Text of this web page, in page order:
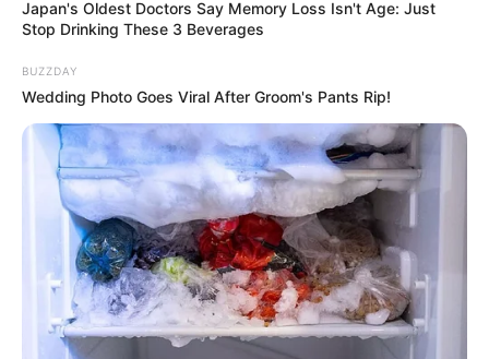
abenteuerlustige Gäste auf zwei
unterschiedlich ausgeführten
Rennschlitten den Hang hinab. Die Bahnen sind jeweils
über 1.000 Meter lang. Sie sind beliebte
Kinderausflugsziele in der Fränkischen Schweiz
aber auch bei Erwachsenen für viel Spaß.
Höhenschwimmbad Gößweinstein
In der ebenfalls in der Fränkischen
Japan's Oldest Doctors Say Memory Loss Isn't Age: Just
Stop Drinking These 3 Beverages
BUZZDAY
Wedding Photo Goes Viral After Groom's Pants Rip!